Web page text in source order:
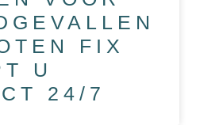
FIX
U
24/7